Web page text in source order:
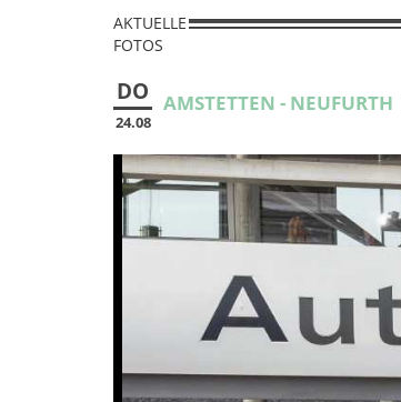
AKTUELLE
FOTOS
DO
24.08
AMSTETTEN - NEUFURTH